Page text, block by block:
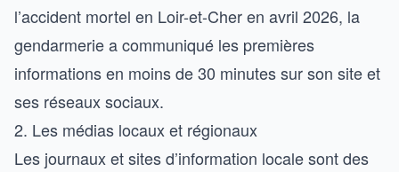
l’accident mortel en Loir-et-Cher en avril 2026, la
gendarmerie a communiqué les premières
informations en moins de 30 minutes sur son site et
ses réseaux sociaux.
2. Les médias locaux et régionaux
Les journaux et sites d’information locale sont des